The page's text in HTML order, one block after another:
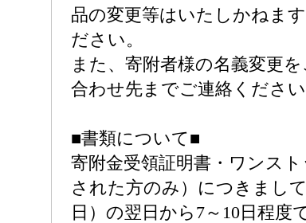
品の変更等はいたしかねま
ださい。
また、寄附者様の名義変更
合わせ先までご連絡ください
■書類について■
寄附金受領証明書・ワンス
された方のみ）につきまし
日）の翌日から7～10日程度